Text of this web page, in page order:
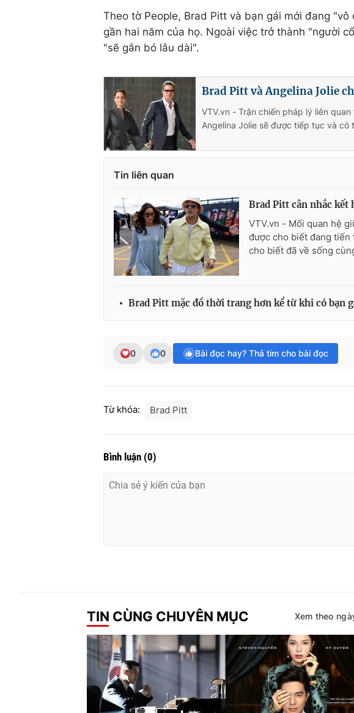
Theo tờ People, Brad Pitt và bạn gái mới đang
gần hai năm của họ. Ngoài việc trở thành "người
"sẽ gắn bó lâu dài".
Brad Pitt và Angelina Jolie
VTV.vn - Trận chiến pháp lý liên
Angelina Jolie sẽ được tiếp tục và có
Tin liên quan
Brad Pitt cân nhắc kết
VTV.vn - Mối quan hệ
được cho biết đang tiến
cho biết đã về sống
Brad Pitt mặc đồ thời trang hơn kể từ khi có bạn
0 0 Bài đọc hay? Thả tim cho bài đọc
Từ khóa: Brad Pitt
Bình luận (0)
TIN CÙNG CHUYÊN MỤC Xem theo